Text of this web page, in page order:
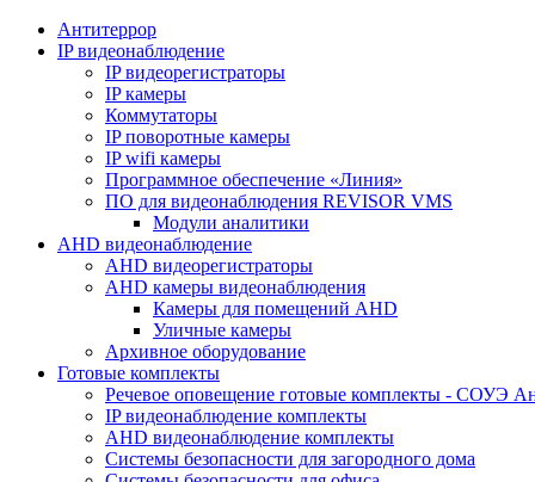
Антитеррор
IP видеонаблюдение
IP видеорегистраторы
IP камеры
Коммутаторы
IP поворотные камеры
IP wifi камеры
Программное обеспечение «Линия»
ПО для видеонаблюдения REVISOR VMS
Модули аналитики
AHD видеонаблюдение
AHD видеорегистраторы
AHD камеры видеонаблюдения
Камеры для помещений AHD
Уличные камеры
Архивное оборудование
Готовые комплекты
Речевое оповещение готовые комплекты - СОУЭ
IP видеонаблюдение комплекты
AHD видеонаблюдение комплекты
Системы безопасности для загородного дома